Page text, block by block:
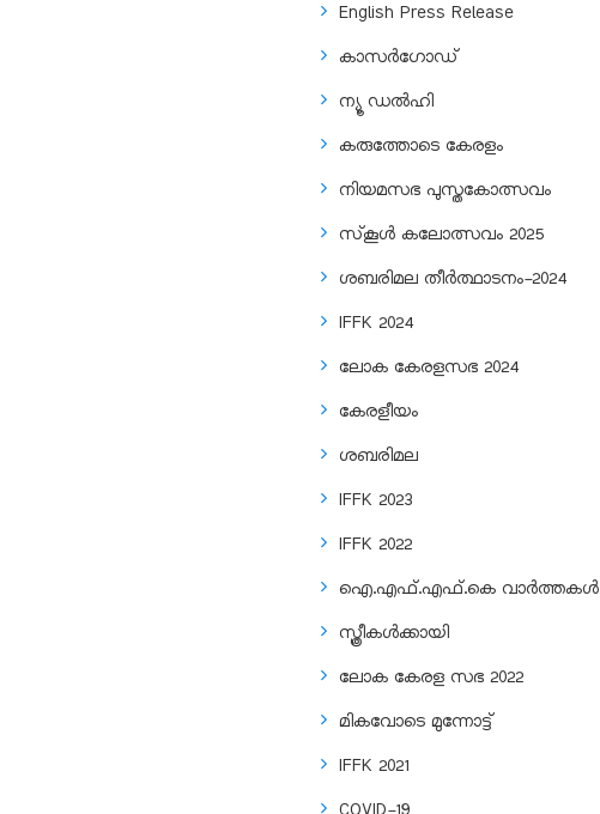
English Press Release
കാസർഗോഡ്
ന്യൂ ഡൽഹി
കരുത്തോടെ കേരളം
നിയമസഭ പുസ്തകോത്സവം
സ്‌കൂൾ കലോത്സവം 2025
ശബരിമല തീര്‍ത്ഥാടനം-2024
IFFK 2024
ലോക കേരളസഭ 2024
കേരളീയം
ശബരിമല
IFFK 2023
IFFK 2022
ഐ.എഫ്.എഫ്.കെ വാർത്തകൾ
സ്ത്രീകൾക്കായി
ലോക കേരള സഭ 2022
മികവോടെ മുന്നോട്ട്
IFFK 2021